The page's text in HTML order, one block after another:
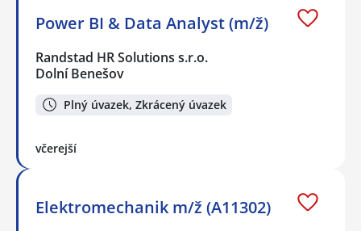
Power BI & Data Analyst (m/ž)
Randstad HR Solutions s.r.o.
Dolní Benešov
Plný úvazek, Zkrácený úvazek
včerejší
Elektromechanik m/ž (A11302)